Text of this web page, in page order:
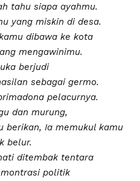
tahu siapa ayahmu.
yang miskin di desa.
dibawa ke kota
mengawinimu.
berjudi
sebagai germo.
pelacurnya.
dan murung,
berikan, Ia memukul kamu
belur.
ditembak tentara
politik